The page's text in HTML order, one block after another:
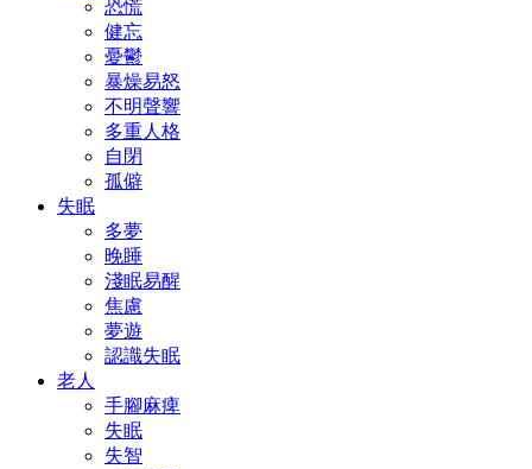
恐慌
健忘
憂鬱
暴燥易怒
不明聲響
多重人格
自閉
孤僻
失眠
多夢
晚睡
淺眠易醒
焦慮
夢遊
認識失眠
老人
手腳麻痺
失眠
失智